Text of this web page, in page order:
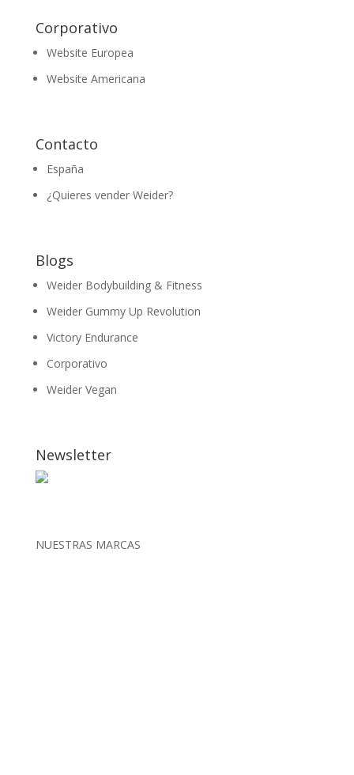
Corporativo
Website Europea
Website Americana
Contacto
España
¿Quieres vender Weider?
Blogs
Weider Bodybuilding & Fitness
Weider Gummy Up Revolution
Victory Endurance
Corporativo
Weider Vegan
Newsletter
NUESTRAS MARCAS